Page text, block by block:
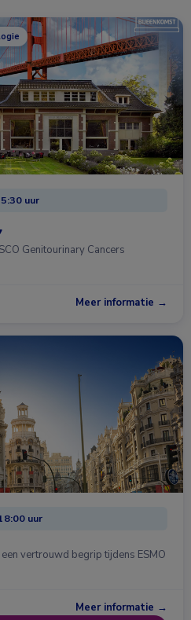
uur
Genitourinary Cancers
Meer informatie →
uur
een vertrouwd begrip tijdens ESMO
Meer informatie →